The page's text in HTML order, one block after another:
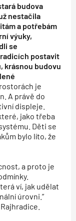
budova
nestačila
a potřebám
výuky,
se
postavit
krásnou budovu
je
A právě do
displeje.
jako třeba
Děti se
bylo líto, že
a proto je
ví, jak udělat
úrovni.”